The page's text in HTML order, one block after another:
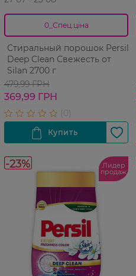
0_Спец.ціна
Стиральный порошок Persil
Deep Clean Свежесть от
Silan 2700 г
479,99 ГРН
369,99 ГРН
-23% Лидер
продаж